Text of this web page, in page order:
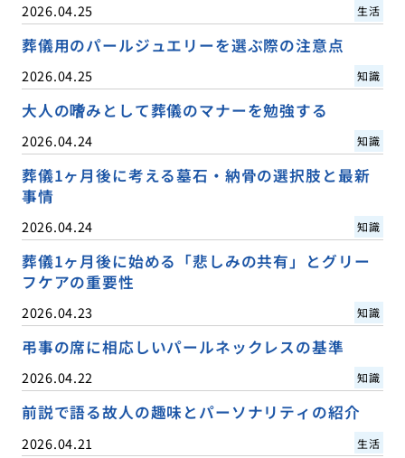
2026.04.25 生活
葬儀用のパールジュエリーを選ぶ際の注意点
2026.04.25 知識
大人の嗜みとして葬儀のマナーを勉強する
2026.04.24 知識
葬儀1ヶ月後に考える墓石・納骨の選択肢と最新
事情
2026.04.24 知識
葬儀1ヶ月後に始める「悲しみの共有」とグリー
フケアの重要性
2026.04.23 知識
弔事の席に相応しいパールネックレスの基準
2026.04.22 知識
前説で語る故人の趣味とパーソナリティの紹介
2026.04.21 生活